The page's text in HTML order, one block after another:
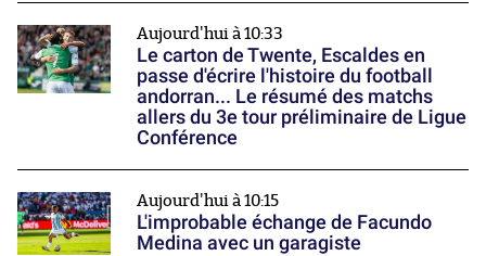
Aujourd'hui à 10:33
Le carton de Twente, Escaldes en
passe d'écrire l'histoire du football
andorran... Le résumé des matchs
allers du 3e tour préliminaire de Ligue
Conférence
Aujourd'hui à 10:15
L'improbable échange de Facundo
Medina avec un garagiste